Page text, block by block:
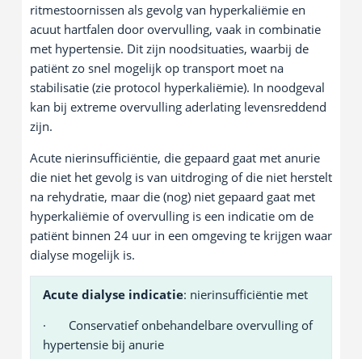
ritmestoornissen als gevolg van hyperkaliëmie en
acuut hartfalen door overvulling, vaak in combinatie
met hypertensie. Dit zijn noodsituaties, waarbij de
patiënt zo snel mogelijk op transport moet na
stabilisatie (zie protocol hyperkaliëmie). In noodgeval
kan bij extreme overvulling aderlating levensreddend
zijn.
Acute nierinsufficiëntie, die gepaard gaat met anurie
die niet het gevolg is van uitdroging of die niet herstelt
na rehydratie, maar die (nog) niet gepaard gaat met
hyperkaliëmie of overvulling is een indicatie om de
patiënt binnen 24 uur in een omgeving te krijgen waar
dialyse mogelijk is.
Acute dialyse indicatie: nierinsufficiëntie met
· Conservatief onbehandelbare overvulling of
hypertensie bij anurie